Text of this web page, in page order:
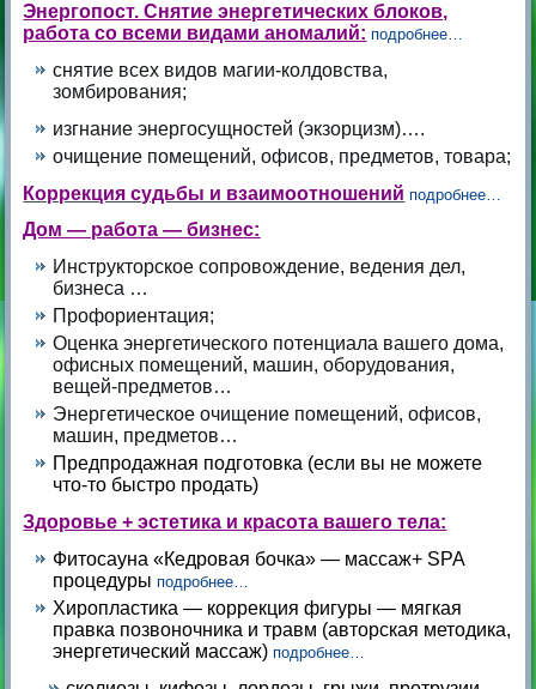
Энергопост. Снятие энергетических блоков,
работа со всеми видами аномалий: подробнее…
снятие всех видов магии-колдовства,
зомбирования;
изгнание энергосущностей (экзорцизм)….
очищение помещений, офисов, предметов, товара;
Коррекция судьбы и взаимоотношений подробнее…
Дом — работа — бизнес:
Инструкторское сопровождение, ведения дел,
бизнеса …
Профориентация;
Оценка энергетического потенциала вашего дома,
офисных помещений, машин, оборудования,
вещей-предметов…
Энергетическое очищение помещений, офисов,
машин, предметов…
Предпродажная подготовка (если вы не можете
что-то быстро продать)
Здоровье + эстетика и красота вашего тела:
Фитосауна «Кедровая бочка» — массаж+ SPA
процедурыподробнее…
Хиропластика — коррекция фигуры — мягкая
правка позвоночника и травм (авторская методика,
энергетический массаж)подробнее…